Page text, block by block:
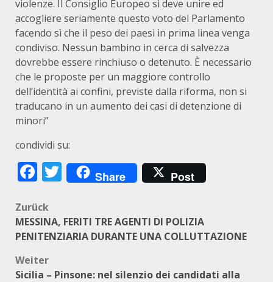
violenze. Il Consiglio Europeo si deve unire ed
accogliere seriamente questo voto del Parlamento
facendo sì che il peso dei paesi in prima linea venga
condiviso. Nessun bambino in cerca di salvezza
dovrebbe essere rinchiuso o detenuto. È necessario
che le proposte per un maggiore controllo
dell’identità ai confini, previste dalla riforma, non si
traducano in un aumento dei casi di detenzione di
minori”
condividi su:
Facebook
Twitter
Share Post
Beitragsnavigation
Zurück
MESSINA, FERITI TRE AGENTI DI POLIZIA
PENITENZIARIA DURANTE UNA COLLUTTAZIONE
Weiter
Sicilia – Pinsone: nel silenzio dei candidati alla